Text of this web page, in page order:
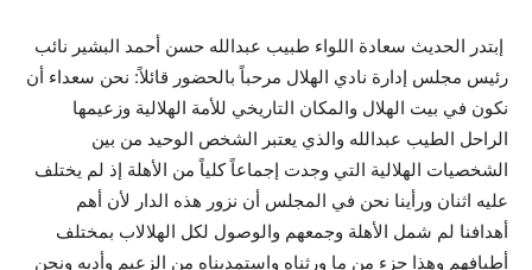
إبتدر الحديث سعادة اللواء طبيب عبدالله حسن أحمد البشير نائب
رئيس مجلس إدارة نادي الهلال مرحباً بالحضور قائلاً: نحن سعداء أن
نكون في بيت الهلال والمكان التاريخي للأمة الهلالية وزعيمها
الراحل الطيب عبدالله والذي يعتبر الشخص الوحيد من بين
الشخصيات الهلالية التي وجدت إجماعاً كلياً من الأهلة إذ لم يختلف
عليه اثنان ورأينا نحن في المجلس أن نزور هذه الدار لأن أهم
أهدافنا لم شمل الأهلة وجمعهم والوصول لكل الهلالاب بمختلف
أطيافهم وهذا جزء من ما ورثناه واستمديناه من الزعيم وأدبه ونحن